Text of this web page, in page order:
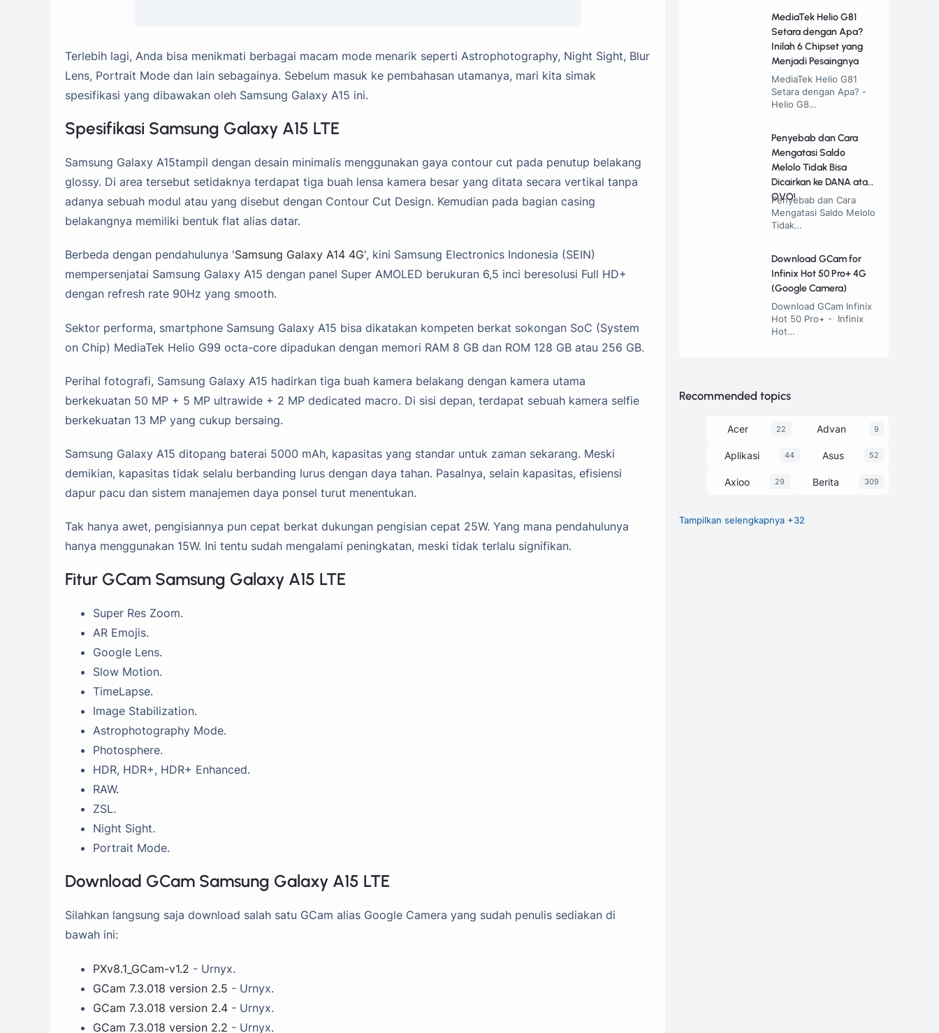
Terlebih lagi, Anda bisa menikmati berbagai macam mode menarik seperti Astrophotography, Night Sight, Blur
Lens, Portrait Mode dan lain sebagainya. Sebelum masuk ke pembahasan utamanya, mari kita simak
spesifikasi yang dibawakan oleh Samsung Galaxy A15 ini.
Spesifikasi Samsung Galaxy A15 LTE
Samsung Galaxy A15tampil dengan desain minimalis menggunakan gaya contour cut pada penutup belakang
glossy. Di area tersebut setidaknya terdapat tiga buah lensa kamera besar yang ditata secara vertikal tanpa
adanya sebuah modul atau yang disebut dengan Contour Cut Design. Kemudian pada bagian casing
belakangnya memiliki bentuk flat alias datar.
Berbeda dengan pendahulunya 'Samsung Galaxy A14 4G', kini Samsung Electronics Indonesia (SEIN)
mempersenjatai Samsung Galaxy A15 dengan panel Super AMOLED berukuran 6,5 inci beresolusi Full HD+
dengan refresh rate 90Hz yang smooth.
Sektor performa, smartphone Samsung Galaxy A15 bisa dikatakan kompeten berkat sokongan SoC (System
on Chip) MediaTek Helio G99 octa-core dipadukan dengan memori RAM 8 GB dan ROM 128 GB atau 256 GB.
Perihal fotografi, Samsung Galaxy A15 hadirkan tiga buah kamera belakang dengan kamera utama
berkekuatan 50 MP + 5 MP ultrawide + 2 MP dedicated macro. Di sisi depan, terdapat sebuah kamera selfie
berkekuatan 13 MP yang cukup bersaing.
Samsung Galaxy A15 ditopang baterai 5000 mAh, kapasitas yang standar untuk zaman sekarang. Meski
demikian, kapasitas tidak selalu berbanding lurus dengan daya tahan. Pasalnya, selain kapasitas, efisiensi
dapur pacu dan sistem manajemen daya ponsel turut menentukan.
Tak hanya awet, pengisiannya pun cepat berkat dukungan pengisian cepat 25W. Yang mana pendahulunya
hanya menggunakan 15W. Ini tentu sudah mengalami peningkatan, meski tidak terlalu signifikan.
Fitur GCam Samsung Galaxy A15 LTE
Super Res Zoom.
AR Emojis.
Google Lens.
Slow Motion.
TimeLapse.
Image Stabilization.
Astrophotography Mode.
Photosphere.
HDR, HDR+, HDR+ Enhanced.
RAW.
ZSL.
Night Sight.
Portrait Mode.
Download GCam Samsung Galaxy A15 LTE
Silahkan langsung saja download salah satu GCam alias Google Camera yang sudah penulis sediakan di
bawah ini:
PXv8.1_GCam-v1.2 - Urnyx.
GCam 7.3.018 version 2.5 - Urnyx.
GCam 7.3.018 version 2.4 - Urnyx.
GCam 7.3.018 version 2.2 - Urnyx.
MediaTek Helio G81
Setara dengan Apa?
Inilah 6 Chipset yang
Menjadi Pesaingnya
MediaTek Helio G81
Setara dengan Apa? -
Helio G8…
Penyebab dan Cara
Mengatasi Saldo
Melolo Tidak Bisa
Dicairkan ke DANA atau
OVO!
Penyebab dan Cara
Mengatasi Saldo Melolo
Tidak…
Download GCam for
Infinix Hot 50 Pro+ 4G
(Google Camera)
Download GCam Infinix
Hot 50 Pro+ - Infinix
Hot…
Recommended topics
Acer 22 Advan 9
Aplikasi 44 Asus 52
Axioo 29 Berita 309
Chipset
Tampilkan selengkapnya +32